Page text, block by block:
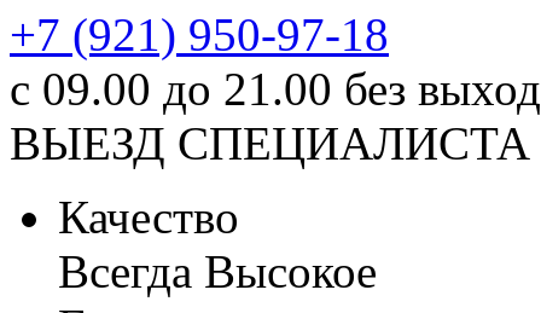
‎+7 (921) 950-97-18
с 09.00 до 21.00 без
ВЫЕЗД СПЕЦИАЛИСТА
Качество
Всегда Высокое